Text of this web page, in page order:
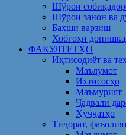
Шўрои
Шӯрои занон ва
Бахши варзиш
Хобгоҳи
ФАКУЛТЕТҲО
Иқтисодиёт ва
Маълумот
Ихтисосҳо
Маъмурият
Ҷадвали
Ҳуҷҷатҳо
Тиҷорат,